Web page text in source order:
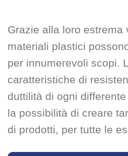
Grazie alla loro estrema
materiali plastici
per innumerevoli scopi.
caratteristiche di
duttilità di ogni
la possibilità di creare
di prodotti, per tutte le